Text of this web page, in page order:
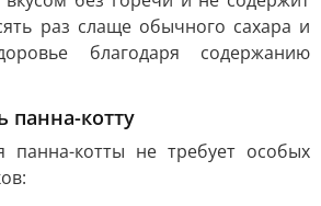
раз слаще обычного сахара и
благодаря содержанию
панна-котту
панна-котты не требует особых